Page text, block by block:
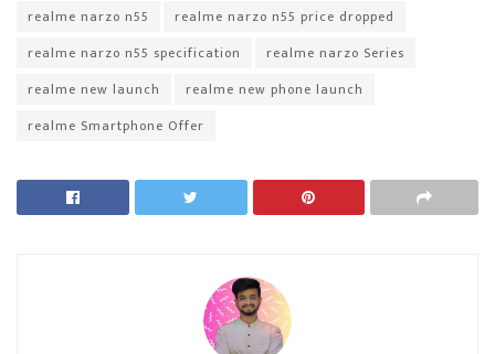
realme narzo n55
realme narzo n55 price dropped
realme narzo n55 specification
realme narzo Series
realme new launch
realme new phone launch
realme Smartphone Offer